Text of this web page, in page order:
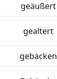
geäußert
gealtert
gebacken